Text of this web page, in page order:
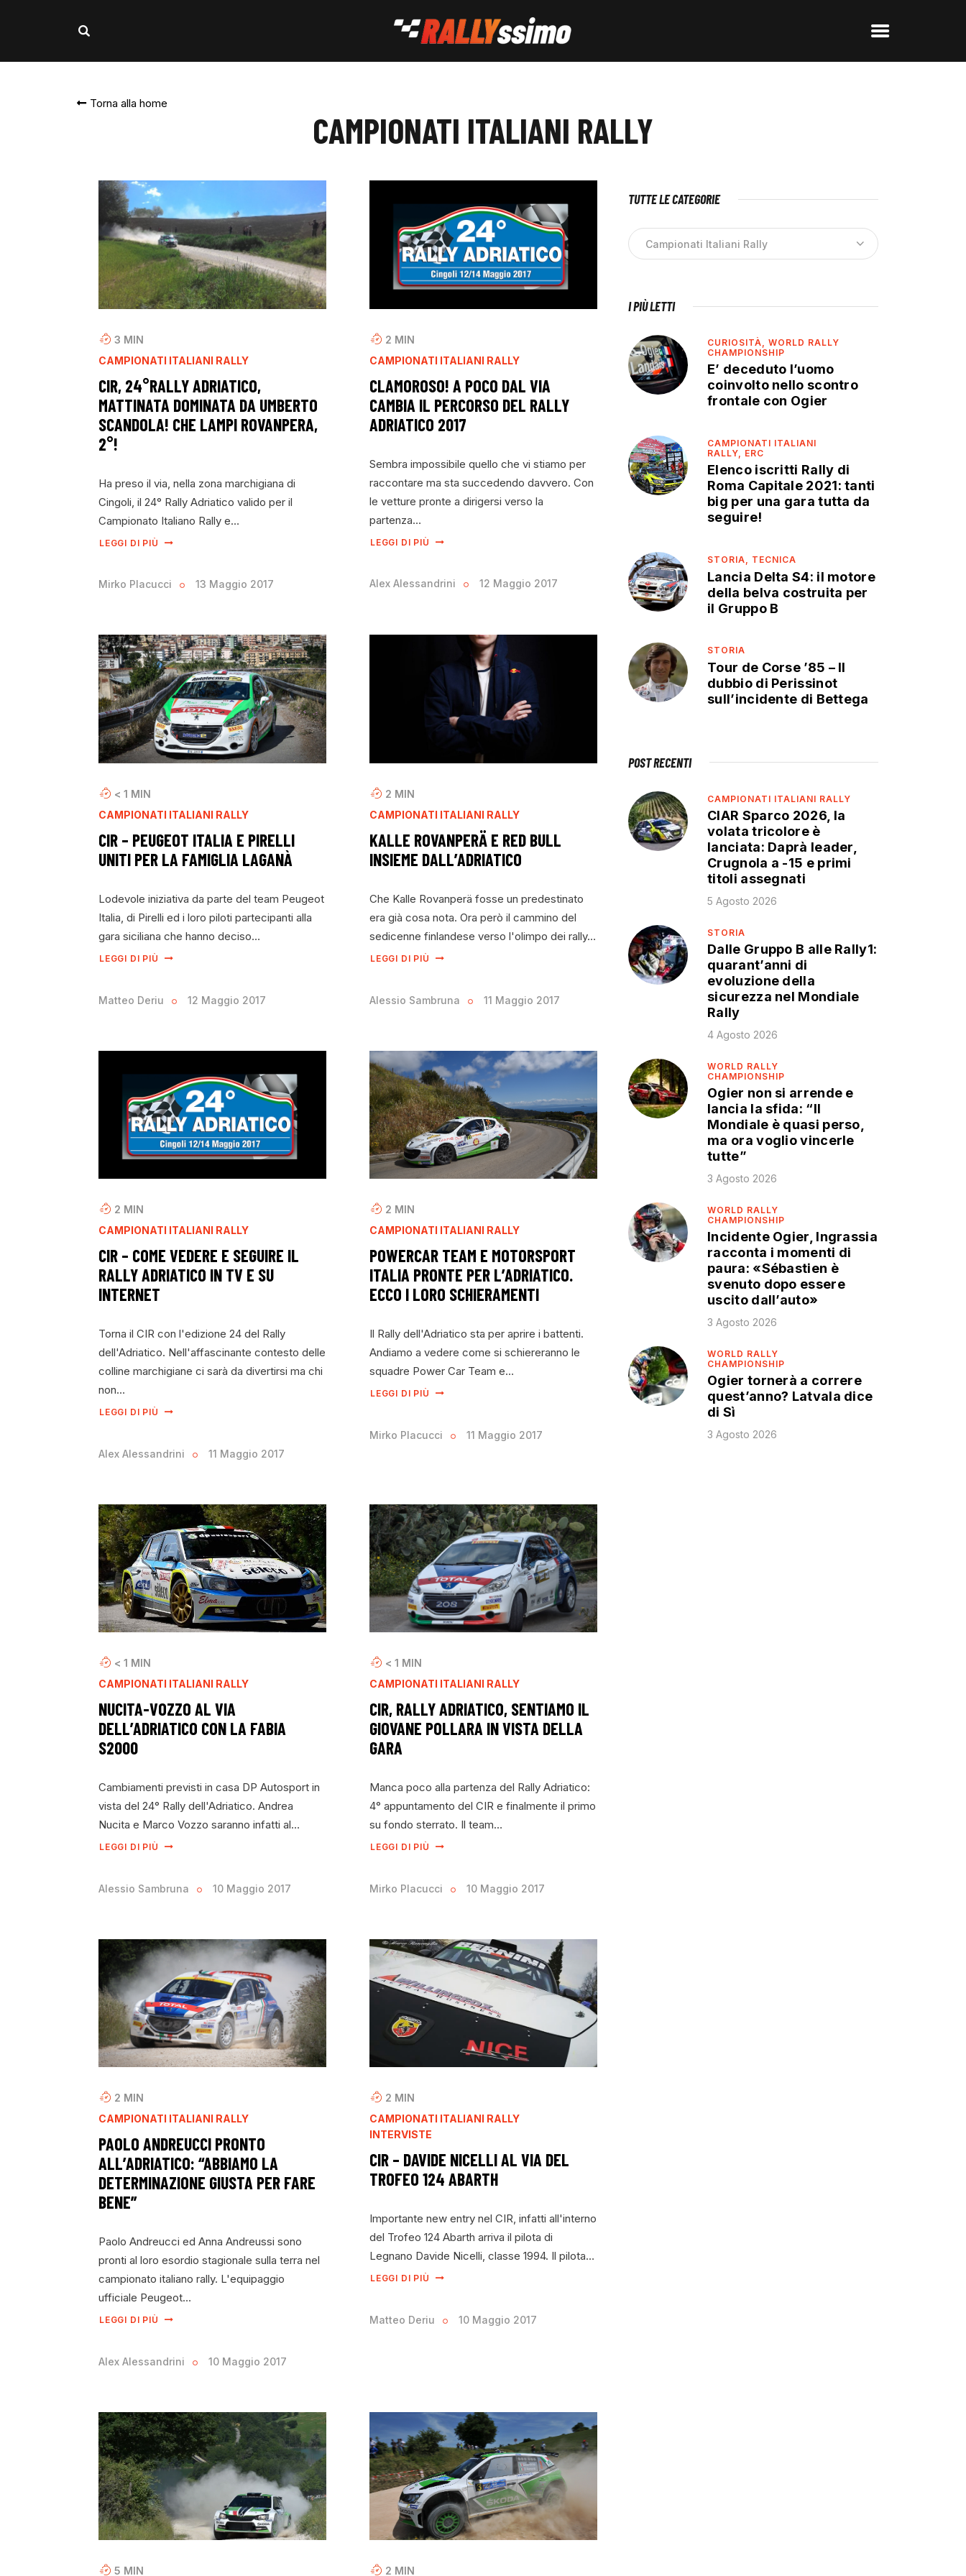
Torna alla home
CAMPIONATI ITALIANI RALLY
3 MIN
CAMPIONATI ITALIANI RALLY
CIR, 24°RALLY ADRIATICO,
MATTINATA DOMINATA DA UMBERTO
SCANDOLA! CHE LAMPI ROVANPERA,
2°!
Ha preso il via, nella zona marchigiana di
Cingoli, il 24° Rally Adriatico valido per il
Campionato Italiano Rally e…
LEGGI DI PIÙ
Mirko Placucci 13 Maggio 2017
2 MIN
CAMPIONATI ITALIANI RALLY
CLAMOROSO! A POCO DAL VIA
CAMBIA IL PERCORSO DEL RALLY
ADRIATICO 2017
Sembra impossibile quello che vi stiamo per
raccontare ma sta succedendo davvero. Con
le vetture pronte a dirigersi verso la
partenza…
LEGGI DI PIÙ
Alex Alessandrini 12 Maggio 2017
< 1 MIN
CAMPIONATI ITALIANI RALLY
CIR – PEUGEOT ITALIA E PIRELLI
UNITI PER LA FAMIGLIA LAGANÀ
Lodevole iniziativa da parte del team Peugeot
Italia, di Pirelli ed i loro piloti partecipanti alla
gara siciliana che hanno deciso…
LEGGI DI PIÙ
Matteo Deriu 12 Maggio 2017
2 MIN
CAMPIONATI ITALIANI RALLY
KALLE ROVANPERÄ E RED BULL
INSIEME DALL’ADRIATICO
Che Kalle Rovanperä fosse un predestinato
era già cosa nota. Ora però il cammino del
sedicenne finlandese verso l'olimpo dei rally…
LEGGI DI PIÙ
Alessio Sambruna 11 Maggio 2017
2 MIN
CAMPIONATI ITALIANI RALLY
CIR – COME VEDERE E SEGUIRE IL
RALLY ADRIATICO IN TV E SU
INTERNET
Torna il CIR con l'edizione 24 del Rally
dell'Adriatico. Nell'affascinante contesto delle
colline marchigiane ci sarà da divertirsi ma chi
non…
LEGGI DI PIÙ
Alex Alessandrini 11 Maggio 2017
2 MIN
CAMPIONATI ITALIANI RALLY
POWERCAR TEAM E MOTORSPORT
ITALIA PRONTE PER L’ADRIATICO.
ECCO I LORO SCHIERAMENTI
Il Rally dell'Adriatico sta per aprire i battenti.
Andiamo a vedere come si schiereranno le
squadre Power Car Team e…
LEGGI DI PIÙ
Mirko Placucci 11 Maggio 2017
< 1 MIN
CAMPIONATI ITALIANI RALLY
NUCITA-VOZZO AL VIA
DELL’ADRIATICO CON LA FABIA
S2000
Cambiamenti previsti in casa DP Autosport in
vista del 24° Rally dell'Adriatico. Andrea
Nucita e Marco Vozzo saranno infatti al…
LEGGI DI PIÙ
Alessio Sambruna 10 Maggio 2017
< 1 MIN
CAMPIONATI ITALIANI RALLY
CIR, RALLY ADRIATICO, SENTIAMO IL
GIOVANE POLLARA IN VISTA DELLA
GARA
Manca poco alla partenza del Rally Adriatico:
4° appuntamento del CIR e finalmente il primo
su fondo sterrato. Il team…
LEGGI DI PIÙ
Mirko Placucci 10 Maggio 2017
2 MIN
CAMPIONATI ITALIANI RALLY
PAOLO ANDREUCCI PRONTO
ALL’ADRIATICO: “ABBIAMO LA
DETERMINAZIONE GIUSTA PER FARE
BENE”
Paolo Andreucci ed Anna Andreussi sono
pronti al loro esordio stagionale sulla terra nel
campionato italiano rally. L'equipaggio
ufficiale Peugeot…
LEGGI DI PIÙ
Alex Alessandrini 10 Maggio 2017
2 MIN
CAMPIONATI ITALIANI RALLY
INTERVISTE
CIR – DAVIDE NICELLI AL VIA DEL
TROFEO 124 ABARTH
Importante new entry nel CIR, infatti all'interno
del Trofeo 124 Abarth arriva il pilota di
Legnano Davide Nicelli, classe 1994. Il pilota…
LEGGI DI PIÙ
Matteo Deriu 10 Maggio 2017
5 MIN 2 MIN
TUTTE LE CATEGORIE
I PIÙ LETTI
CURIOSITÀ,WORLD RALLY
CHAMPIONSHIP
E’ deceduto l’uomo
coinvolto nello scontro
frontale con Ogier
CAMPIONATI ITALIANI
RALLY, ERC
Elenco iscritti Rally di
Roma Capitale 2021: tanti
big per una gara tutta da
seguire!
STORIA, TECNICA
Lancia Delta S4: il motore
della belva costruita per
il Gruppo B
STORIA
Tour de Corse ’85 – Il
dubbio di Perissinot
sull’incidente di Bettega
POST RECENTI
CAMPIONATI ITALIANI RALLY
CIAR Sparco 2026, la
volata tricolore è
lanciata: Daprà leader,
Crugnola a -15 e primi
titoli assegnati
5 Agosto 2026
STORIA
Dalle Gruppo B alle Rally1:
quarant’anni di
evoluzione della
sicurezza nel Mondiale
Rally
4 Agosto 2026
WORLD RALLY
CHAMPIONSHIP
Ogier non si arrende e
lancia la sfida: “Il
Mondiale è quasi perso,
ma ora voglio vincerle
tutte”
3 Agosto 2026
WORLD RALLY
CHAMPIONSHIP
Incidente Ogier, Ingrassia
racconta i momenti di
paura: «Sébastien è
svenuto dopo essere
uscito dall’auto»
3 Agosto 2026
WORLD RALLY
CHAMPIONSHIP
Ogier tornerà a correre
quest’anno? Latvala dice
di Sì
3 Agosto 2026